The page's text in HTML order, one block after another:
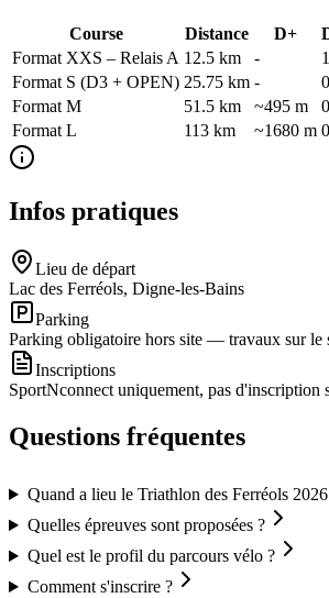
Course Distance D+
Format XXS – Relais A 12.5 km -
Format S (D3 + OPEN) 25.75 km -
Format M
51.5 km ~495 m
Format L
113 km ~1680 m
Infos pratiques
Lieu de départ
Lac des Ferréols, Digne-les-Bains
Parking
Parking obligatoire hors site — travaux sur le
Inscriptions
SportNconnect uniquement, pas d'inscription
Questions fréquentes
Quand a lieu le Triathlon des Ferréols
Quelles épreuves sont proposées ?
Quel est le profil du parcours vélo ?
Comment s'inscrire ?